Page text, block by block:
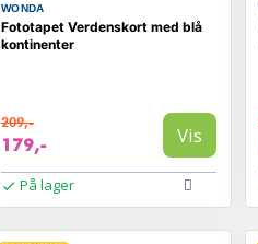
WONDA
Fototapet Verdenskort med blå
kontinenter
209,-
179,- Vis
På lager